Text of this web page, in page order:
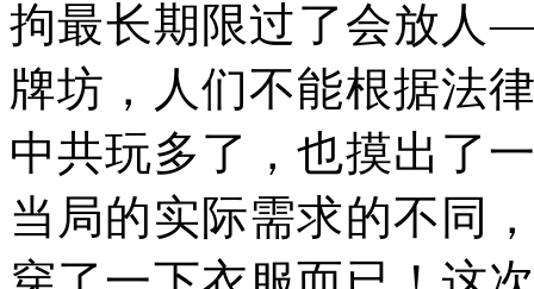
拘最长期限过了会放人
牌坊，人们不能根据法
中共玩多了，也摸出了
当局的实际需求的不同